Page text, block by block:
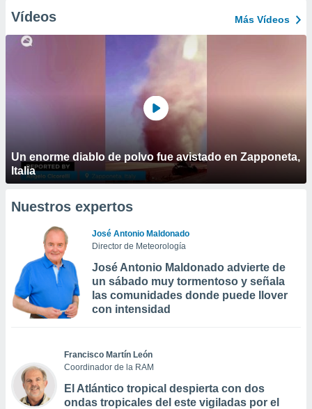
Vídeos Más Vídeos
Un enorme diablo de polvo fue avistado en Zapponeta,
Italia
Nuestros expertos
José Antonio Maldonado
Director de Meteorología
José Antonio Maldonado advierte de
un sábado muy tormentoso y señala
las comunidades donde puede llover
con intensidad
Francisco Martín León
Coordinador de la RAM
El Atlántico tropical despierta con dos
ondas tropicales del este vigiladas por el